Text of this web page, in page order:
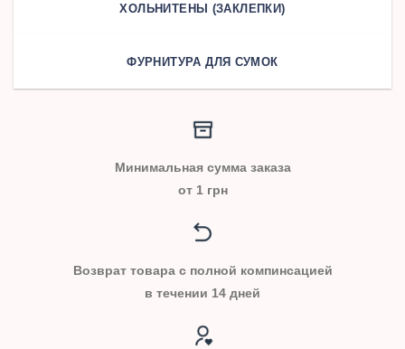
ХОЛЬНИТЕНЫ (ЗАКЛЕПКИ)
ФУРНИТУРА ДЛЯ СУМОК
Минимальная сумма заказа
от 1 грн
Возврат товара с полной компинсацией
в течении 14 дней